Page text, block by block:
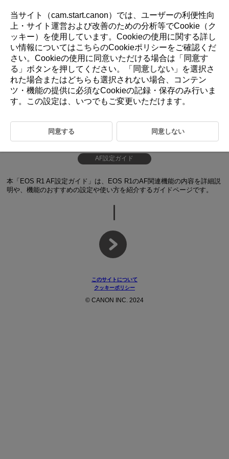
AF設定ガイド
本「EOS R1 AF設定ガイド」は、EOS R1のAF関連機能の内容を詳細説
明や、機能のおすすめの設定や使い方を紹介するガイドページです。
このサイトについて
クッキーポリシー
© CANON INC. 2024
当サイト（cam.start.canon）では、ユーザーの利便性向
上・サイト運営および改善のための分析等でCookie（ク
ッキー）を使用しています。Cookieの使用に関する詳し
い情報についてはこちらのCookieポリシーをご確認くだ
さい。Cookieの使用に同意いただける場合は「 同意す
る 」ボタンを押してください。「 同意しない 」を選択さ
れた場合またはどちらも選択されない場合、コンテン
ツ・機能の提供に必須なCookieの記録・保存のみ行いま
す。この設定は、いつでもご変更いただけます。
同意する 同意しない